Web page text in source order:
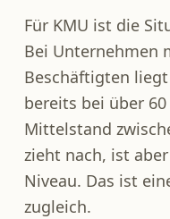
Für KMU ist die
Bei Unternehmen
Beschäftigten
bereits bei über
Mittelstand
zieht nach, ist
Niveau. Das ist
zugleich.